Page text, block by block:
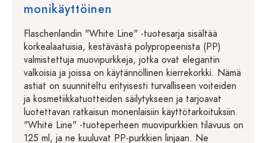
monikäyttöinen
Flaschenlandin "White Line" -tuotesarja sisältää
korkealaatuisia, kestävästä polypropeenista (PP)
valmistettuja muovipurkkeja, jotka ovat elegantin
valkoisia ja joissa on käytännöllinen kierrekorkki. Nämä
astiat on suunniteltu erityisesti turvalliseen voiteiden
ja kosmetiikkatuotteiden säilytykseen ja tarjoavat
luotettavan ratkaisun monenlaisiin käyttötarkoituksiin.
"White Line" -tuoteperheen muovipurkkien tilavuus on
125 ml, ja ne kuuluvat PP-purkkien linjaan. Ne